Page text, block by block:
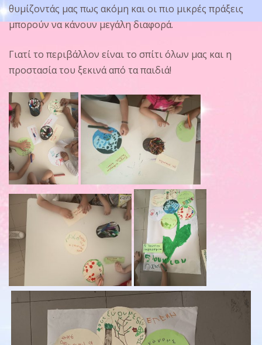
θυμίζοντάς μας πως ακόμη και οι πιο μικρές πράξεις
μπορούν να κάνουν μεγάλη διαφορά.
Γιατί το περιβάλλον είναι το σπίτι όλων μας και η
προστασία του ξεκινά από τα παιδιά!